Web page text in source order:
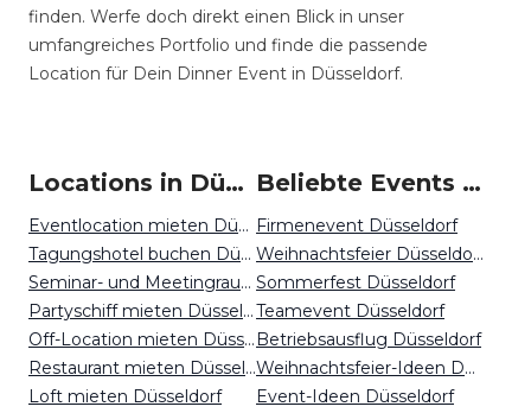
finden. Werfe doch direkt einen Blick in unser
umfangreiches Portfolio und finde die passende
Location für Dein Dinner Event in Düsseldorf.
Locations in Düsseldorf mieten
Eventlocation mieten Düsseldorf
Tagungshotel buchen Düsseldorf
Seminar- und Meetingraum mieten Düsseldorf
Partyschiff mieten Düsseldorf
Off-Location mieten Düsseldorf
Restaurant mieten Düsseldorf
Loft mieten Düsseldorf
Beliebte Events in Düsseldorf
Firmenevent Düsseldorf
Weihnachtsfeier Düsseldorf
Sommerfest Düsseldorf
Teamevent Düsseldorf
Betriebsausflug Düsseldorf
Weihnachtsfeier-Ideen Düsseldorf
Event-Ideen Düsseldorf